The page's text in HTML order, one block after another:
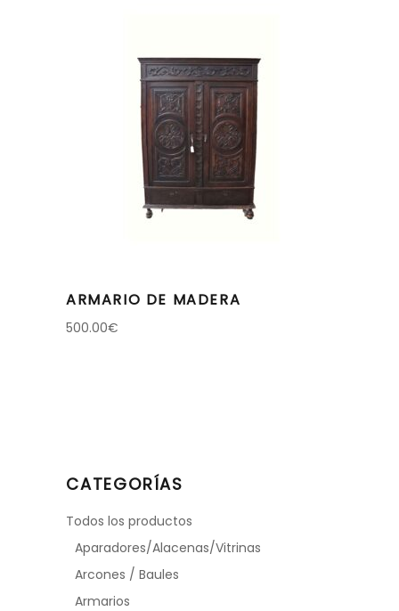
ARMARIO DE MADERA
500.00€
CATEGORÍAS
Todos los productos
Aparadores/Alacenas/Vitrinas
Arcones / Baules
Armarios